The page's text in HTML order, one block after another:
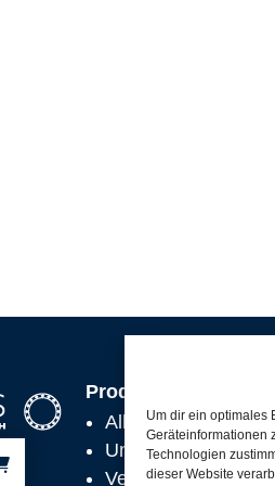
Um dir ein optimales
Geräteinformationen
Technologien
dieser Website
Produkte
Alle Produkte
Unsere Partner
Versand, Lieferung